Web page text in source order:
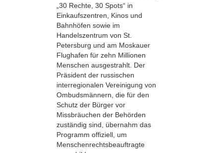
„30 Rechte, 30 Spots“ in
Einkaufszentren, Kinos und
Bahnhöfen sowie im
Handelszentrum von St.
Petersburg und am Moskauer
Flughafen für zehn Millionen
Menschen ausgestrahlt. Der
Präsident der russischen
interregionalen Vereinigung von
Ombudsmännern, die für den
Schutz der Bürger vor
Missbräuchen der Behörden
zuständig sind, übernahm das
Programm offiziell, um
Menschenrechtsbeauftragte